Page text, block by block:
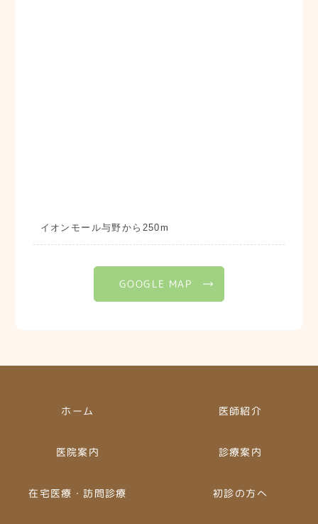
イオンモール与野から250m
GOOGLE MAP
ホーム 医師紹介
医院案内 診療案内
在宅医療・訪問診療 初診の方へ